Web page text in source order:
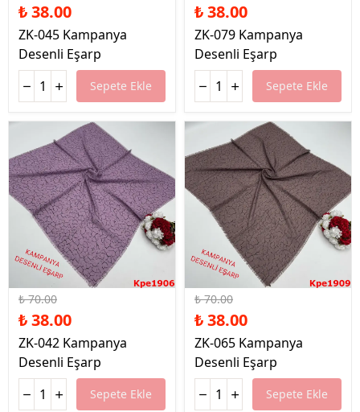
₺ 38.00
ZK-045 Kampanya
Desenli Eşarp
Sepete Ekle
₺ 38.00
ZK-079 Kampanya
Desenli Eşarp
Sepete Ekle
%46 İndirim
₺ 70.00
₺ 38.00
ZK-042 Kampanya
Desenli Eşarp
Sepete Ekle
%46 İndirim
₺ 70.00
₺ 38.00
ZK-065 Kampanya
Desenli Eşarp
Sepete Ekle